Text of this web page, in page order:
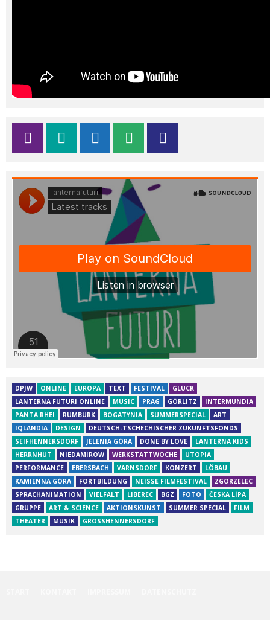
DPJW ONLINE EUROPA TEXT FESTIVAL
GLÜCK
LANTERNA FUTURI ONLINE
MUSIC PRAG GÖRLITZ
INTERMUNDIA
PANTA RHEI
RUMBURK BOGATYNIA SUMMERSPECIAL
ART
IQLANDIA
DESIGN
DEUTSCH-TSCHECHISCHER ZUKUNFTSFONDS
SEIFHENNERSDORF
JELENIA GÓRA DONE BY LOVE
LANTERNA KIDS
HERRNHUT
NIEDAMIROW WERKSTATTWOCHE
UTOPIA
PERFORMANCE
EBERSBACH VARNSDORF KONZERT
LÖBAU
KAMIENNA GÓRA
FORTBILDUNG NEISSE FILMFESTIVAL
ZGORZELEC
SPRACHANIMATION
VIELFALT LIBEREC BGZ FOTO
ČESKA LÍPA
GRUPPE
ART & SCIENCE AKTIONSKUNST SUMMER SPECIAL
FILM
THEATER
MUSIK GROSSHENNERSDORF